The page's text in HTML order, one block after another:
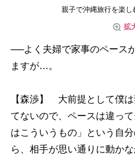
親子で沖縄旅行を楽
拡
──よく夫婦で家事のペース
ますが…。
【森渉】 大前提として僕
てないので、ペースは違っ
はこういうもの」という自
ら、相手が思い通りに動か